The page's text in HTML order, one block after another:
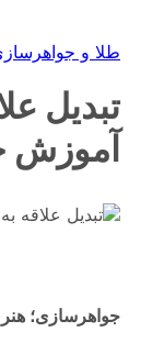
طلا و
تبدیل
آموزش
جواهرسازی؛